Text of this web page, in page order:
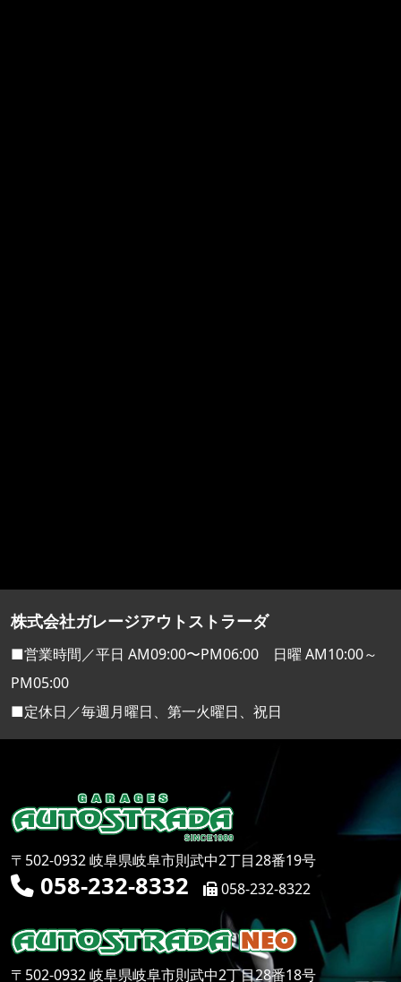
株式会社ガレージアウトストラーダ
■営業時間／平日 AM09:00〜PM06:00 日曜 AM10:00～
PM05:00
■定休日／毎週月曜日、第一火曜日、祝日
〒502-0932 岐阜県岐阜市則武中2丁目28番19号
058-232-8332 058-232-8322
〒502-0932 岐阜県岐阜市則武中2丁目28番18号